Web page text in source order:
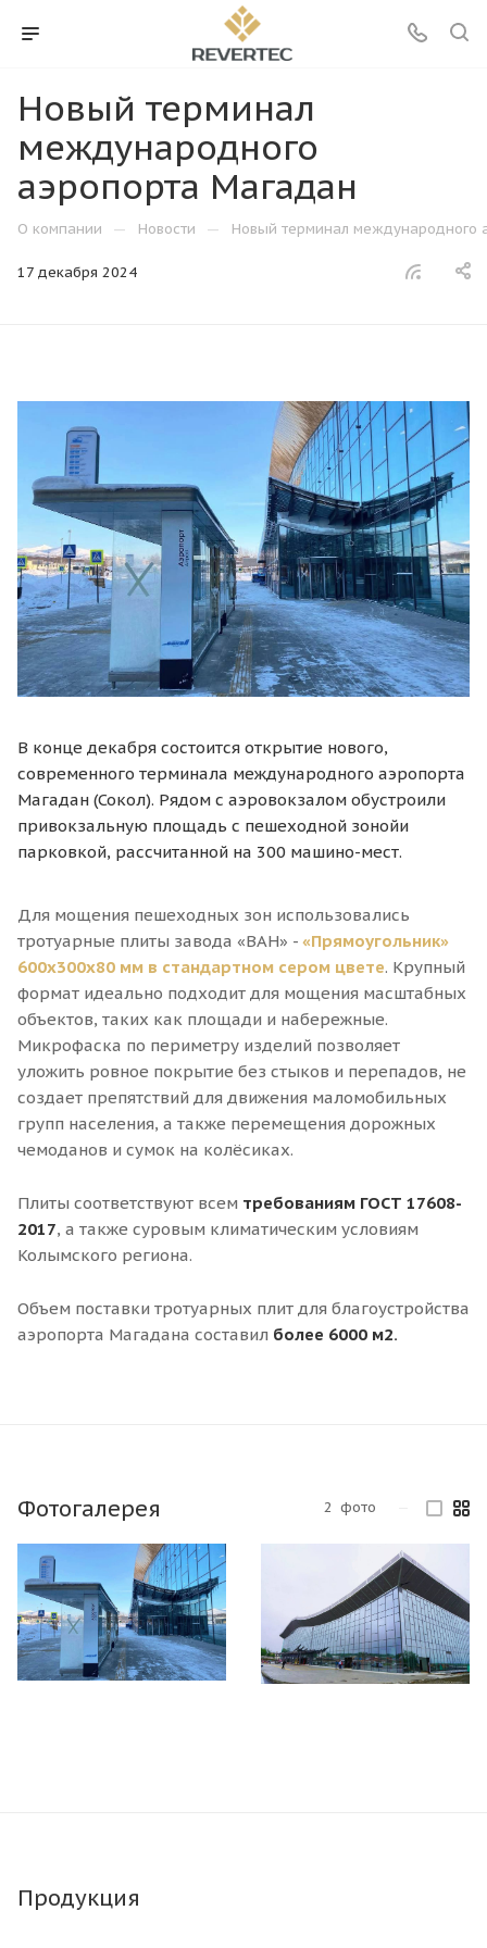
Новый терминал
международного
аэропорта Магадан
О компании — Новости — Новый терминал международного
17 декабря 2024
В конце декабря состоится открытие нового,
современного терминала международного аэропорта
Магадан (Сокол). Рядом с аэровокзалом обустроили
привокзальную площадь с пешеходной зонойи
парковкой, рассчитанной на 300 машино-мест.
Для мощения пешеходных зон использовались
тротуарные плиты завода «ВАН» - «Прямоугольник»
600х300х80 мм в стандартном сером цвете. Крупный
формат идеально подходит для мощения масштабных
объектов, таких как площади и набережные.
Микрофаска по периметру изделий позволяет
уложить ровное покрытие без стыков и перепадов, не
создает препятствий для движения маломобильных
групп населения, а также перемещения дорожных
чемоданов и сумок на колёсиках.
Плиты соответствуют всем требованиям ГОСТ 17608-
2017, а также суровым климатическим условиям
Колымского региона.
Объем поставки тротуарных плит для благоустройства
аэропорта Магадана составил более 6000 м2.
Фотогалерея 2 фото
Продукция